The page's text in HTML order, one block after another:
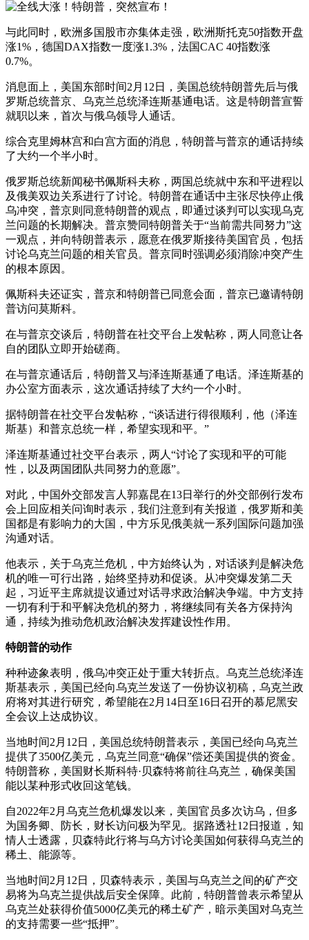
与此同时，欧洲多国股市亦集体走强，欧洲斯托克50指数开盘
涨1%，德国DAX指数一度涨1.3%，法国CAC 40指数涨
0.7%。
消息面上，美国东部时间2月12日，美国总统特朗普先后与俄
罗斯总统普京、乌克兰总统泽连斯基通电话。这是特朗普宣誓
就职以来，首次与俄乌领导人通话。
综合克里姆林宫和白宫方面的消息，特朗普与普京的通话持续
了大约一个半小时。
俄罗斯总统新闻秘书佩斯科夫称，两国总统就中东和平进程以
及俄美双边关系进行了讨论。特朗普在通话中主张尽快停止俄
乌冲突，普京则同意特朗普的观点，即通过谈判可以实现乌克
兰问题的长期解决。普京赞同特朗普关于“当前需共同努力”这
一观点，并向特朗普表示，愿意在俄罗斯接待美国官员，包括
讨论乌克兰问题的相关官员。普京同时强调必须消除冲突产生
的根本原因。
佩斯科夫还证实，普京和特朗普已同意会面，普京已邀请特朗
普访问莫斯科。
在与普京交谈后，特朗普在社交平台上发帖称，两人同意让各
自的团队立即开始磋商。
在与普京通话后，特朗普又与泽连斯基通了电话。泽连斯基的
办公室方面表示，这次通话持续了大约一个小时。
据特朗普在社交平台发帖称，“谈话进行得很顺利，他（泽连
斯基）和普京总统一样，希望实现和平。”
泽连斯基通过社交平台表示，两人“讨论了实现和平的可能
性，以及两国团队共同努力的意愿”。
对此，中国外交部发言人郭嘉昆在13日举行的外交部例行发布
会上回应相关问询时表示，我们注意到有关报道，俄罗斯和美
国都是有影响力的大国，中方乐见俄美就一系列国际问题加强
沟通对话。
他表示，关于乌克兰危机，中方始终认为，对话谈判是解决危
机的唯一可行出路，始终坚持劝和促谈。从冲突爆发第二天
起，习近平主席就提议通过对话寻求政治解决争端。中方支持
一切有利于和平解决危机的努力，将继续同有关各方保持沟
通，持续为推动危机政治解决发挥建设性作用。
特朗普的动作
种种迹象表明，俄乌冲突正处于重大转折点。乌克兰总统泽连
斯基表示，美国已经向乌克兰发送了一份协议初稿，乌克兰政
府将对其进行研究，希望能在2月14日至16日召开的慕尼黑安
全会议上达成协议。
当地时间2月12日，美国总统特朗普表示，美国已经向乌克兰
提供了3500亿美元，乌克兰同意“确保”偿还美国提供的资金。
特朗普称，美国财长斯科特·贝森特将前往乌克兰，确保美国
能以某种形式收回这笔钱。
自2022年2月乌克兰危机爆发以来，美国官员多次访乌，但多
为国务卿、防长，财长访问极为罕见。据路透社12日报道，知
情人士透露，贝森特此行将与乌方讨论美国如何获得乌克兰的
稀土、能源等。
当地时间2月12日，贝森特表示，美国与乌克兰之间的矿产交
易将为乌克兰提供战后安全保障。此前，特朗普曾表示希望从
乌克兰处获得价值5000亿美元的稀土矿产，暗示美国对乌克兰
的支持需要一些“抵押”。